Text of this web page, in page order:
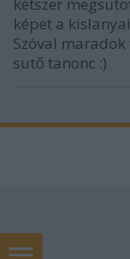
képet a
Szóval
sutő tanonc :)